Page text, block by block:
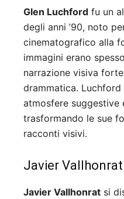
Glen Luchford fu un
degli anni ’90, noto
cinematografico alla
immagini erano
narrazione visiva
drammatica.
atmosfere suggestive
trasformando le sue
racconti visivi.
Javier Vallhonrat
Javier Vallhonrat si